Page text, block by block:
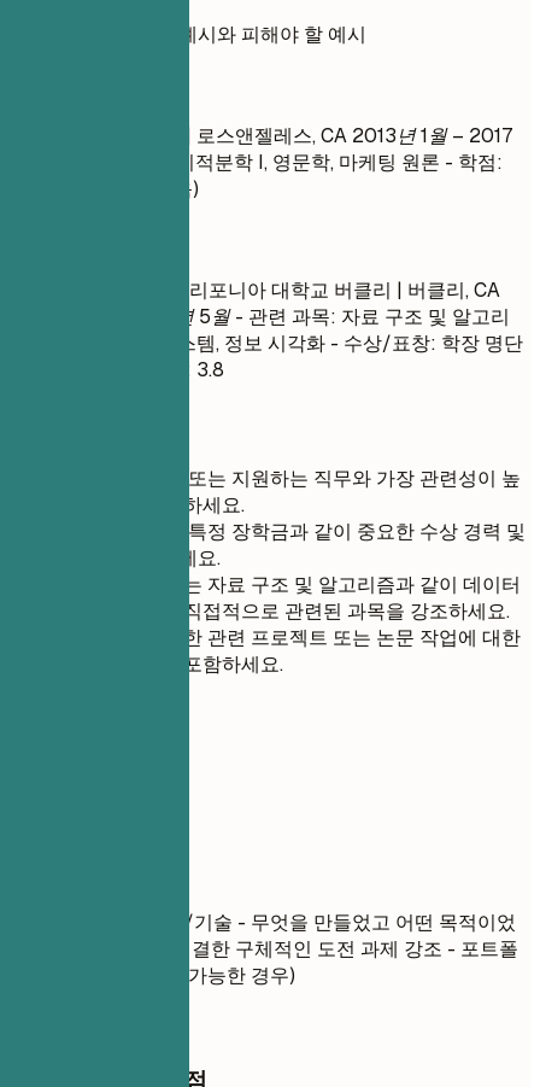
학력 기재의 올바른 예시와 피해야 할 예시
이학사 | XYZ 대학교 | 로스앤젤레스, CA 2013년 1월 – 2017
- 수강 과목: 미적분학 I, 영문학, 마케팅 원론 - 학점:
3.4 (언급할 가치 없음)
컴퓨터 과학 학사 | 캘리포니아 대학교 버클리 | 버클리, CA
2013년 9월 – 2017년 5월- 관련 과목: 자료 구조 및 알고리
즘, 데이터베이스 시스템, 정보 시각화 - 수상/표창: 학장 명단
(2014년 가을) - 학점: 3.8
현재 경력 경로 또는 지원하는 직무와 가장 관련성이 높
은 학위를 강조하세요.
학장 명단 또는 특정 장학금과 같이 중요한 수상 경력 및
표창만 기재하세요.
정보 시각화 또는 자료 구조 및 알고리즘과 같이 데이터
시각화 기술과 직접적으로 관련된 과목을 강조하세요.
학업 중에 완료한 관련 프로젝트 또는 논문 작업에 대한
간략한 언급을 포함하세요.
| 사용 툴/기술 - 무엇을 만들었고 어떤 목적이었
는지 간략히 설명 - 해결한 구체적인 도전 과제 강조 - 포트폴
리오 또는 데모 링크 (가능한 경우)
작성할 때 꼭 챙길 점